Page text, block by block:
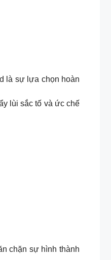
là sự lựa chọn hoàn
lùi sắc tố và ức chế
chặn sự hình thành